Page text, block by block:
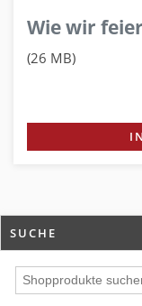
Wie wir
(26 MB)
SUCHE